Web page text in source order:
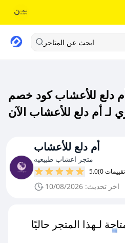
ابحث عن المتاجر
دلع للأعشاب كود خصم
أم دلع للأعشاب
متجر اعشاب طبيعيه
5.0
اخر تحديث: 10/08/2026